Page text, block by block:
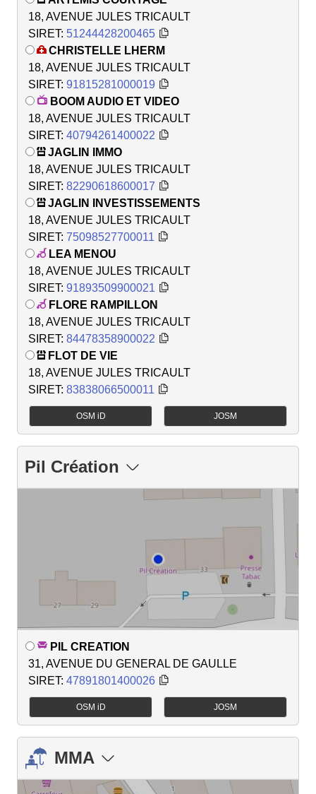
18, AVENUE JULES TRICAULT
SIRET: 51244428200465
CHRISTELLE LHERM
18, AVENUE JULES TRICAULT
SIRET: 91815281000019
BOOM AUDIO ET VIDEO
18, AVENUE JULES TRICAULT
SIRET: 40794261400022
JAGLIN IMMO
18, AVENUE JULES TRICAULT
SIRET: 82290618600017
JAGLIN INVESTISSEMENTS
18, AVENUE JULES TRICAULT
SIRET: 75098527700011
LEA MENOU
18, AVENUE JULES TRICAULT
SIRET: 91893509900021
FLORE RAMPILLON
18, AVENUE JULES TRICAULT
SIRET: 84478358900022
FLOT DE VIE
18, AVENUE JULES TRICAULT
SIRET: 83838066500011
OSM iD JOSM
Pil Création
PIL CREATION
31, AVENUE DU GENERAL DE GAULLE
SIRET: 47891801400026
OSM iD JOSM
MMA